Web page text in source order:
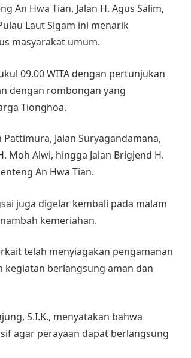
An Hwa Tian, Jalan H. Agus Salim,
Laut Sigam ini menarik
masyarakat umum.
09.00 WITA dengan pertunjukan
dengan rombongan yang
Tionghoa.
Jalan Suryagandamana,
Moh Alwi, hingga Jalan Brigjend H.
An Hwa Tian.
juga digelar kembali pada malam
kemeriahan.
telah menyiagakan pengamanan
berlangsung aman dan
S.I.K., menyatakan bahwa
agar perayaan dapat berlangsung